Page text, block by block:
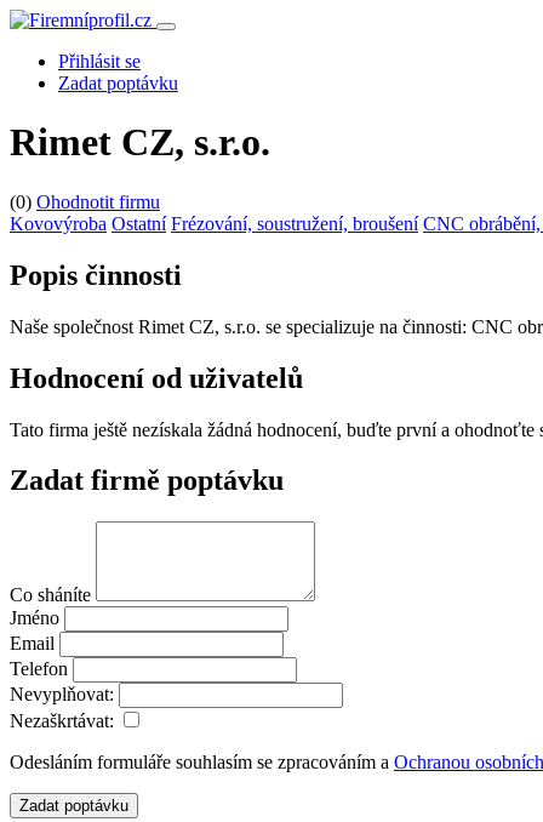
Přihlásit se
Zadat poptávku
Rimet CZ, s.r.o.
(0) Ohodnotit firmu
Kovovýroba Ostatní Frézování, soustružení, broušení CNC
Popis činnosti
Naše společnost Rimet CZ, s.r.o. se specializuje na činnosti: CNC
Hodnocení od uživatelů
Tato firma ještě nezískala žádná hodnocení, buďte první a
Zadat firmě poptávku
Co sháníte
Jméno
Email
Telefon
Nevyplňovat:
Nezaškrtávat:
Odesláním formuláře souhlasím se zpracováním a Ochranou
Zadat poptávku